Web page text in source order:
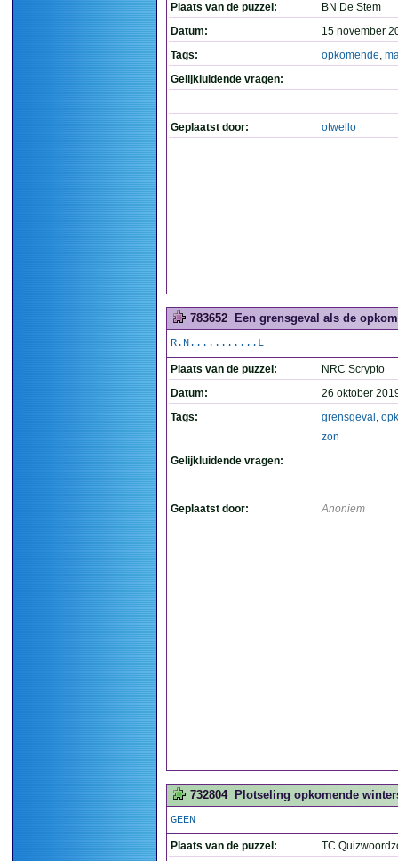
Plaats van de puzzel:
BN De Stem
Datum:
15 november
Tags:
opkomende,
Gelijkluidende vragen:
Geplaatst door: otwello
783652 Een grensgeval als de
R.N...........L
Plaats van de puzzel:
NRC Scrypto
Datum:
26 oktober
Tags:
grensgeval ,
zon
Gelijkluidende vragen:
Geplaatst door: Anoniem
732804 Plotseling opkomende
GEEN
Plaats van de puzzel:
TC